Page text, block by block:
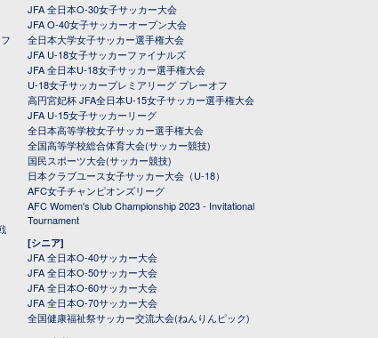
JFA 全日本O-30女子サッカー大会
JFA O-40女子サッカーオープン大会
全日本大学女子サッカー選手権大会
JFA U-18女子サッカーファイナルズ
JFA 全日本U-18女子サッカー選手権大会
U-18女子サッカープレミアリーグ プレーオフ
高円宮妃杯 JFA全日本U-15女子サッカー選手権大会
JFA U-15女子サッカーリーグ
全日本高等学校女子サッカー選手権大会
全国高等学校総合体育大会(サッカー競技)
国民スポーツ大会(サッカー競技)
日本クラブユース女子サッカー大会（U-18）
AFC女子チャンピオンズリーグ
AFC Women's Club Championship 2023 - Invitational
Tournament
[シニア]
JFA 全日本O-40サッカー大会
JFA 全日本O-50サッカー大会
JFA 全日本O-60サッカー大会
JFA 全日本O-70サッカー大会
全国健康福祉祭サッカー交流大会(ねんりんピック)